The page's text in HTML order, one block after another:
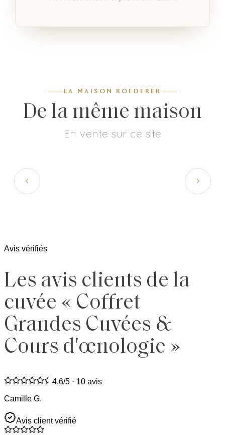
LA MAISON ROEDERER
De la même maison
En vente sur ce site
Avis vérifiés
Les avis clients de la
cuvée « Coffret
Grandes Cuvées &
Cours d'œnologie »
4.6/5 · 10 avis
Camille G.
Avis client vérifié